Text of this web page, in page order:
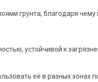
грунта, благодаря чему
устойчивой к
её в разных зонах